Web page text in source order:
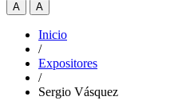
A A
Inicio
/
Expositores
/
Sergio Vásquez